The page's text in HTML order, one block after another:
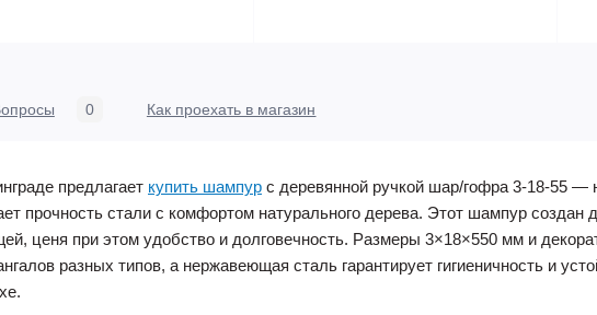
0 Как проехать в магазин
предлагает купить шампур с деревянной ручкой шар/гофра 3-18-55 —
прочность стали с комфортом натурального дерева. Этот шампур создан
ценя при этом удобство и долговечность. Размеры 3×18×550 мм и
разных типов, а нержавеющая сталь гарантирует гигиеничность и